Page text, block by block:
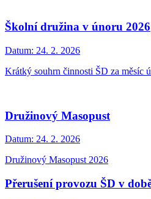
Školní družina v únoru 2026
Datum: 24. 2. 2026
Krátký souhrn činnosti ŠD za měsíc
Družinový Masopust
Datum: 24. 2. 2026
Družinový Masopust 2026
Přerušení provozu ŠD v